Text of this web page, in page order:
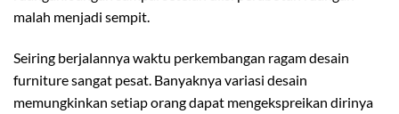
malah menjadi sempit.
Seiring berjalannya waktu perkembangan ragam desain
furniture sangat pesat. Banyaknya variasi desain
memungkinkan setiap orang dapat mengekspreikan dirinya